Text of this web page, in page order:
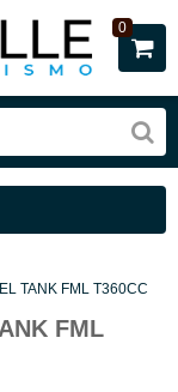
0
TANK FML T360CC
FML